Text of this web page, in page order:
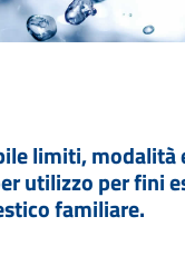
limiti, modalità
utilizzo per fini
familiare.